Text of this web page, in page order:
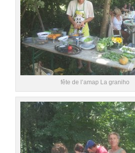
fête de l’amap La graniho